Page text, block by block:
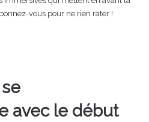
vous pour ne rien rater !
avec le début